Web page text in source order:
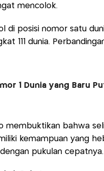
mencolok.
di posisi nomor satu
111 dunia.
1 Dunia yang Baru
membuktikan bahwa
kemampuan yang
pukulan cepatnya.